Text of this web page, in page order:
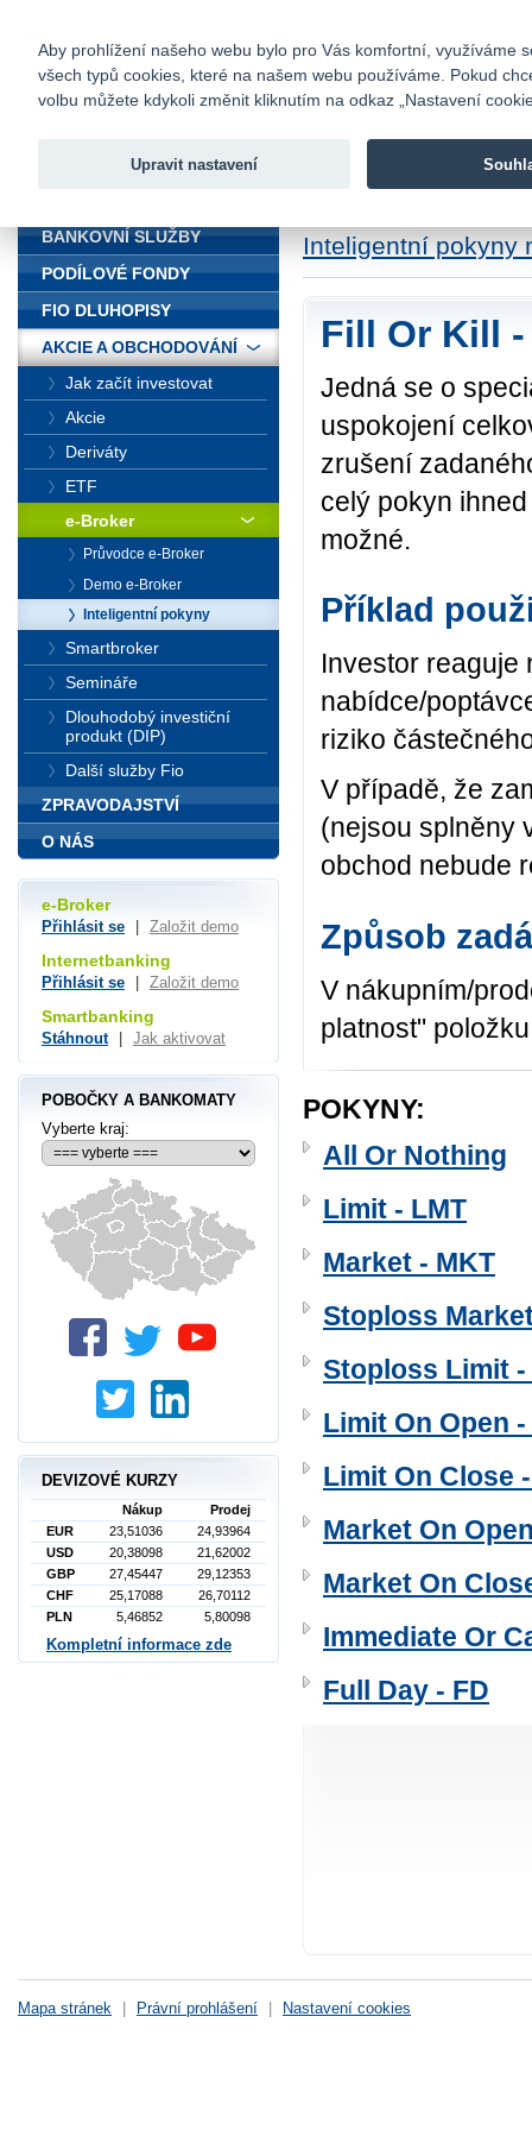
Fio banka
Fio banka
Inteligentní pokyny
Fill Or Kill
Jedná se o
uspokojení
zrušení
celý pokyn
možné.
Příklad
Investor reaguje
nabídce/
riziko
V případě, že
(nejsou splněny
obchod nebude
Způsob
V nákupním/
platnost"
POKYNY:
All Or Nothing
Limit - LMT
Market - MKT
Stoploss
Stoploss Limit -
Limit On Open -
Limit On Close
Market On
Market On
Immediate Or
Full Day - FD
BANKOVNÍ SLUŽBY
PODÍLOVÉ FONDY
FIO DLUHOPISY
AKCIE A OBCHODOVÁNÍ
Jak začít investovat
Akcie
Deriváty
ETF
e-Broker
Průvodce e-Broker
Demo e-Broker
Inteligentní pokyny
Smartbroker
Semináře
Dlouhodobý investiční
produkt (DIP)
Další služby Fio
ZPRAVODAJSTVÍ
O NÁS
e-Broker
Přihlásit se Založit demo
Internetbanking
Přihlásit se Založit demo
Smartbanking
Stáhnout Jak aktivovat
POBOČKY A BANKOMATY
Vyberte kraj:
DEVIZOVÉ KURZY
Nákup
Prodej
EUR
23,51036
24,93964
USD
20,38098
21,62002
GBP
27,45447
29,12353
CHF
25,17088
26,70112
PLN
5,46852 5,80098
Kompletní informace zde
Mapa stránek | Právní prohlášení | Nastavení cookies
Aby prohlížení našeho webu bylo pro Vás komfortní, využíváme
všech typů cookies, které na našem webu používáme. Pokud
volbu můžete kdykoli změnit kliknutím na odkaz „Nastavení
Upravit nastavení